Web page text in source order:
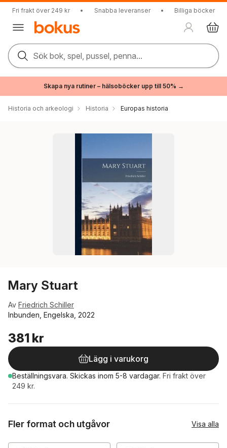
Fri frakt över 249 kr • Snabba leveranser • Billiga böcker
Sök bok, spel, pussel, penna...
Skapa nya rutiner – hälsoböcker upp till 50% →
Historia och arkeologi Historia Europas historia
Mary Stuart
Av Friedrich Schiller
Inbunden, Engelska, 2022
381 kr
Lägg i varukorg
Beställningsvara. Skickas inom 5-8 vardagar. Fri frakt över
249 kr.
Fler format och utgåvor Visa alla